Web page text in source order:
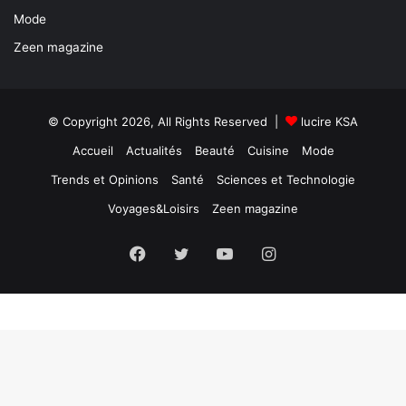
Mode
Zeen magazine
© Copyright 2026, All Rights Reserved |
lucire KSA
Accueil
Actualités Beauté Cuisine
Mode
Trends et Opinions
Santé
Sciences et Technologie
Voyages&Loisirs
Zeen magazine
Facebook YouTubeInstagram